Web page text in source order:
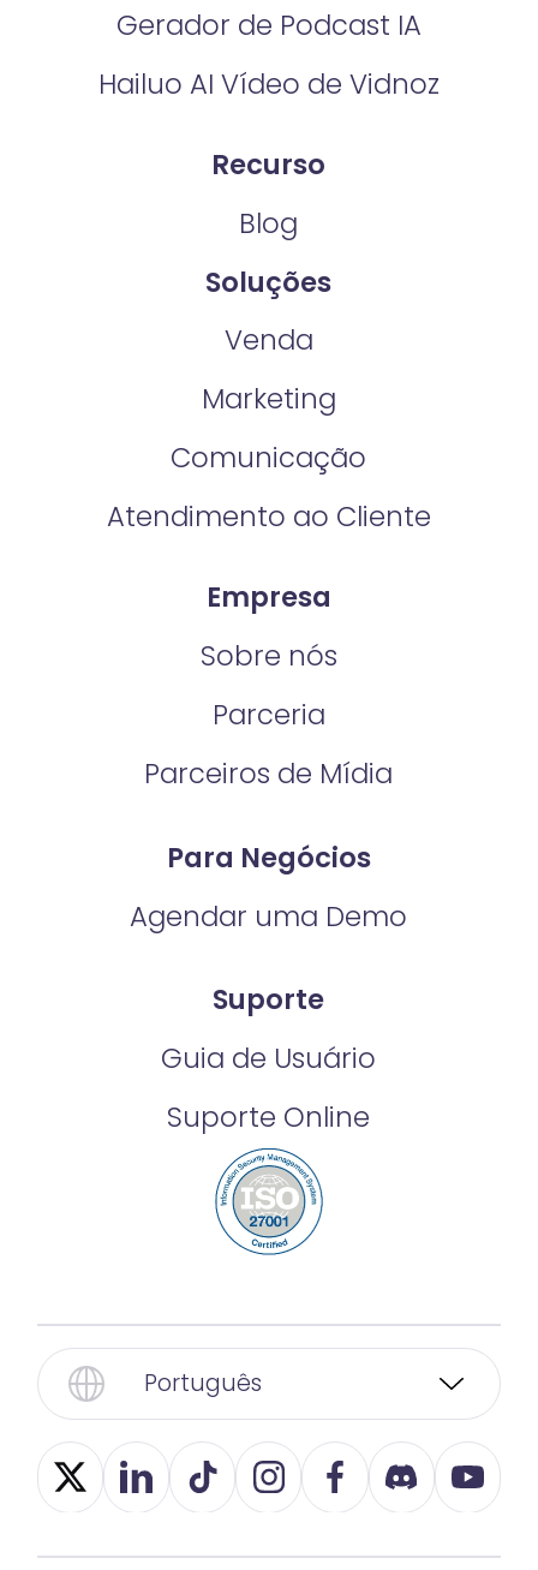
Gerador de Podcast IA
Hailuo AI Vídeo de Vidnoz
Recurso
Blog
Soluções
Venda
Marketing
Comunicação
Atendimento ao Cliente
Empresa
Sobre nós
Parceria
Parceiros de Mídia
Para Negócios
Agendar uma Demo
Suporte
Guia de Usuário
Suporte Online
Português